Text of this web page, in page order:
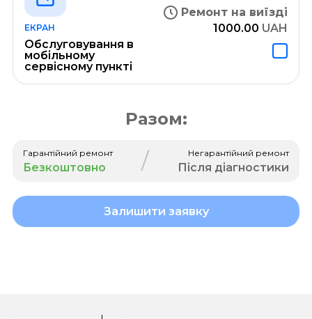
ЕКРАН
Обслуговування в
мобільному
сервісному пункті
Ремонт на виїзді
1000.00 UAH
Разом:
Гарантійний ремонт
Безкоштовно / Негарантійний ремонт
Після діагностики
Залишити заявку